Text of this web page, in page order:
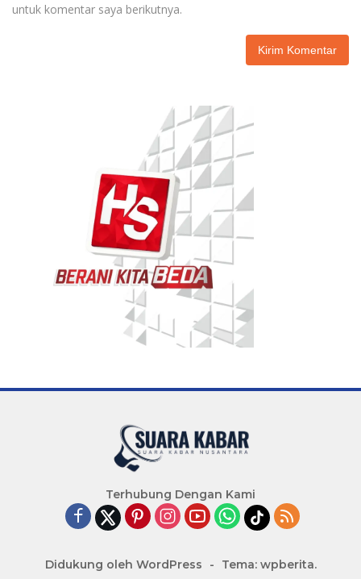
untuk komentar saya berikutnya.
Terhubung Dengan Kami
Didukung oleh WordPress - Tema: wpberita.